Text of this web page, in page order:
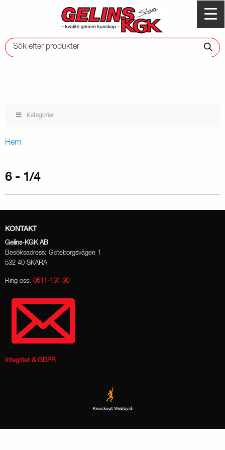
Kategorier
Hem
6 - 1/4
KONTAKT
Gelins-KGK AB
Besöksadress: Göteborgsvägen 1
532 40 SKARA
Ring oss: 0511-131 30
Integritet & GDPR